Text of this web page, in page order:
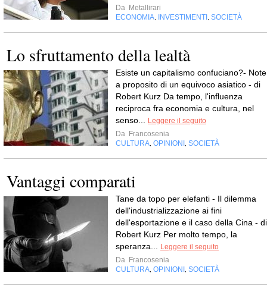
Da Metallirari
ECONOMIA
INVESTIMENTI SOCIETÀ
Lo sfruttamento della lealtà
Esiste un capitalismo confuciano?- Note
a proposito di un equivoco asiatico - di
Robert Kurz Da tempo, l'influenza
reciproca fra economia e cultura, nel
senso...
Leggere il seguito
Da Francosenia
CULTURA OPINIONI SOCIETÀ
Vantaggi comparati
Tane da topo per elefanti - Il dilemma
dell'industrializzazione ai fini
dell'esportazione e il caso della Cina - di
Robert Kurz Per molto tempo, la
speranza...
Leggere il seguito
Da Francosenia
CULTURA OPINIONI SOCIETÀ